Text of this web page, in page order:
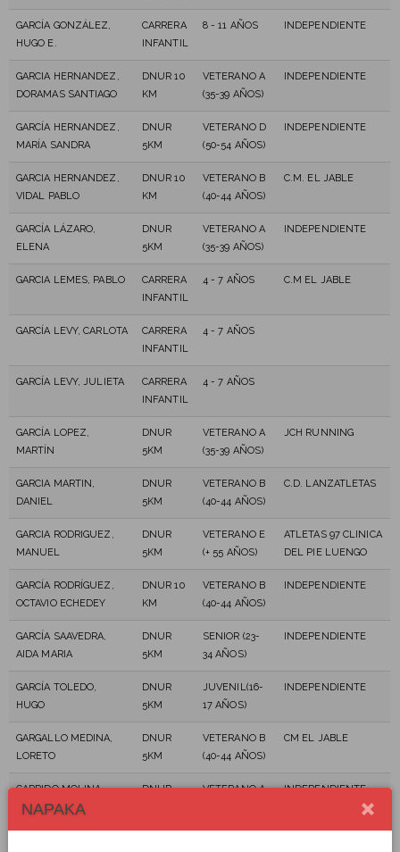
GARCÍA GONZÁLEZ,
HUGO E.
CARRERA
INFANTIL
8 - 11 AÑOS INDEPENDIENTE
GARCIA HERNANDEZ,
DORAMAS SANTIAGO
DNUR 10
KM
VETERANO A
(35-39 AÑOS)
INDEPENDIENTE
GARCÍA HERNANDEZ,
MARÍA SANDRA
DNUR
5KM
VETERANO D
(50-54 AÑOS)
INDEPENDIENTE
GARCIA HERNANDEZ,
VIDAL PABLO
DNUR 10
KM
VETERANO B
(40-44 AÑOS)
C.M. EL JABLE
GARCÍA LÁZARO,
ELENA
DNUR
5KM
VETERANO A
(35-39 AÑOS)
INDEPENDIENTE
GARCIA LEMES, PABLO
CARRERA
INFANTIL
4 - 7 AÑOS C.M EL JABLE
GARCÍA LEVY, CARLOTA
CARRERA
INFANTIL
4 - 7 AÑOS
GARCÍA LEVY, JULIETA
CARRERA
INFANTIL
4 - 7 AÑOS
GARCÍA LOPEZ,
MARTÍN
DNUR
5KM
VETERANO A
(35-39 AÑOS)
JCH RUNNING
GARCIA MARTIN,
DANIEL
DNUR
5KM
VETERANO B
(40-44 AÑOS)
C.D. LANZATLETAS
GARCIA RODRIGUEZ,
MANUEL
DNUR
5KM
VETERANO E
(+ 55 AÑOS)
ATLETAS 97 CLINICA
DEL PIE LUENGO
GARCÍA RODRÍGUEZ,
OCTAVIO ECHEDEY
DNUR 10
KM
VETERANO B
(40-44 AÑOS)
INDEPENDIENTE
GARCÍA SAAVEDRA,
AIDA MARIA
DNUR
5KM
SENIOR (23-
34 AÑOS)
INDEPENDIENTE
GARCÍA TOLEDO,
HUGO
DNUR
5KM
JUVENIL(16-
17 AÑOS)
INDEPENDIENTE
GARGALLO MEDINA,
LORETO
DNUR
5KM
VETERANO B
(40-44 AÑOS)
CM EL JABLE
GARRIDO MOLINA,
CORY
DNUR
VETERANO A
INDEPENDIENTE
NAPAKA